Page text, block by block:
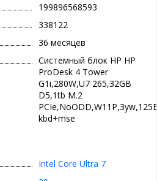
199896568593
338122
36 месяцев
Системный блок HP HP
ProDesk 4 Tower
G1i,280W,U7 265,32GB
D5,1tb M.2
kbd+mse
Intel Core Ultra 7